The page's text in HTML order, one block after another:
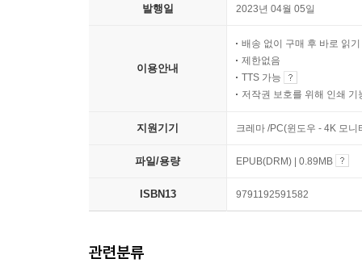
발행일 2023년 04월 05일
이용안내
배송 없이 구매 후 바로 읽기
제한없음
TTS 가능
저작권 보호를 위해 인쇄 기
지원기기 크레마 /PC(윈도우 - 4K 모
파일/용량 EPUB(DRM) | 0.89MB
ISBN13 9791192591582
관련분류